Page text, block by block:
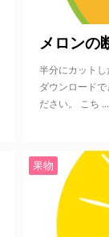
メロン
半分にカット
ダウンロード
ださい。 こち ...
果物